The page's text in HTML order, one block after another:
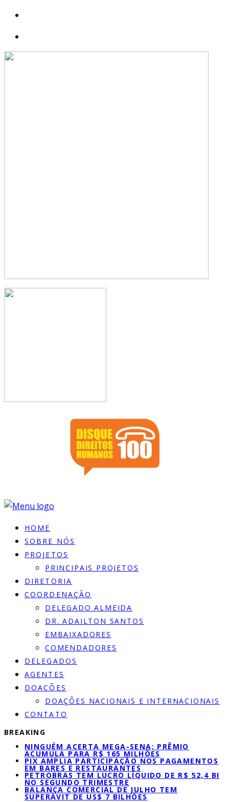
HOME
SOBRE NÓS
PROJETOS
PRINCIPAIS PROJETOS
DIRETORIA
COORDENAÇÃO
DELEGADO ALMEIDA
DR. ADAILTON SANTOS
EMBAIXADORES
COMENDADORES
DELEGADOS
AGENTES
DOACÕES
DOAÇÕES NACIONAIS E INTERNACIONAIS
CONTATO
BREAKING
NINGUÉM ACERTA MEGA-SENA; PRÊMIO
ACUMULA PARA R$ 165 MILHÕES
PIX AMPLIA PARTICIPAÇÃO NOS PAGAMENTOS
EM BARES E RESTAURANTES
PETROBRAS TEM LUCRO LÍQUIDO DE R$ 52,4 BI
NO SEGUNDO TRIMESTRE
BALANÇA COMERCIAL DE JULHO TEM
SUPERÁVIT DE US$ 7 BILHÕES